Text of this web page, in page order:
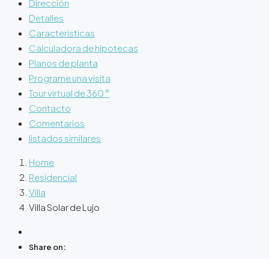
Dirección
Detalles
Caracteristicas
Calculadora de hipotecas
Planos de planta
Programe una visita
Tour virtual de 360 ​​°
Contacto
Comentarios
listados similares
Home
Residencial
Villa
Villa Solar de Lujo
Share on: